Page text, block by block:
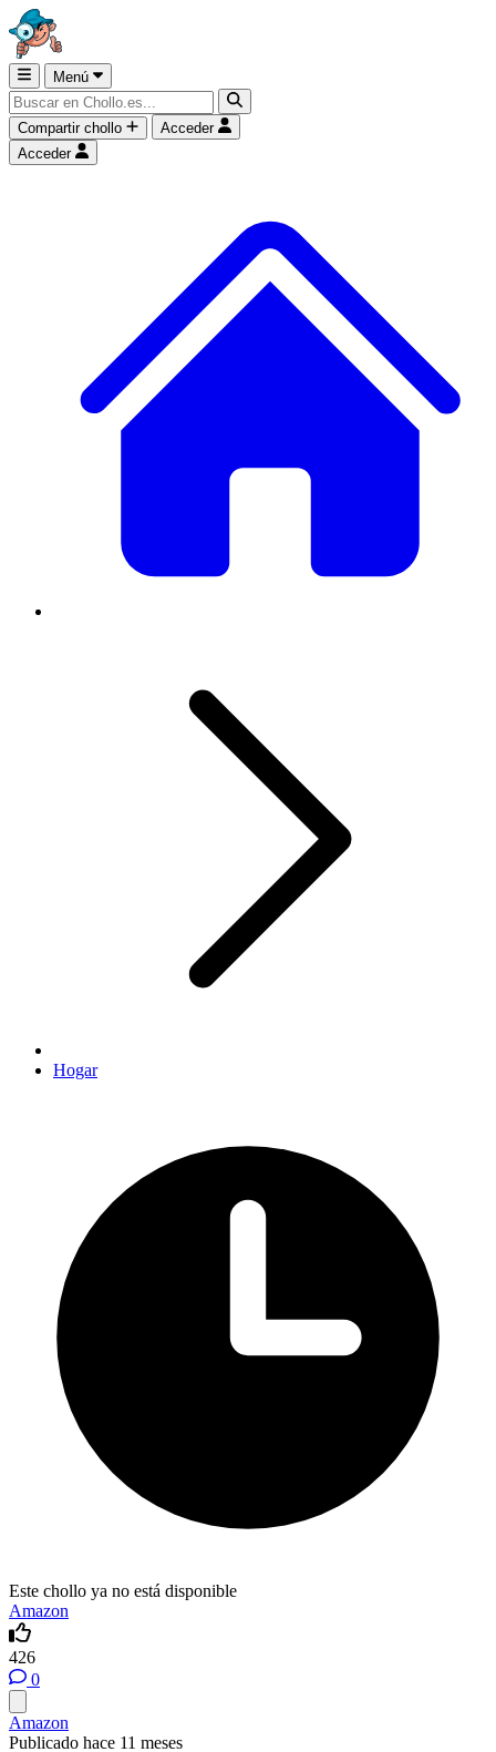
Menú
Compartir chollo
Acceder
Acceder
Hogar
Este chollo ya no está disponible
Amazon
426
0
Amazon
Publicado hace 11 meses